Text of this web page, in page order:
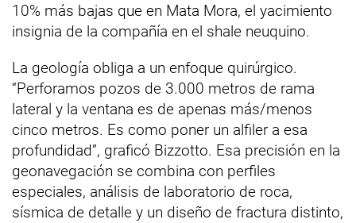
10% más bajas que en Mata Mora, el yacimiento
insignia de la compañía en el shale neuquino.
La geología obliga a un enfoque quirúrgico.
“Perforamos pozos de 3.000 metros de rama
lateral y la ventana es de apenas más/menos
cinco metros. Es como poner un alfiler a esa
profundidad”, graficó Bizzotto. Esa precisión en la
geonavegación se combina con perfiles
especiales, análisis de laboratorio de roca,
sísmica de detalle y un diseño de fractura distinto,